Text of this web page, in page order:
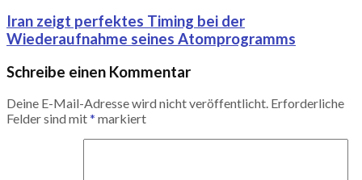
Iran zeigt perfektes Timing bei der
Wiederaufnahme seines Atomprogramms
Schreibe einen Kommentar
Deine E-Mail-Adresse wird nicht veröffentlicht. Erforderliche
Felder sind mit* markiert